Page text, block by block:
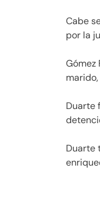
Cabe
por la
Gómez
Duarte
Duarte